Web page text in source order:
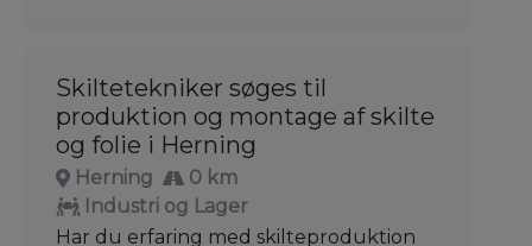
Skiltetekniker søges til
produktion og montage af skilte
og folie i Herning
Herning
0 km
Industri og Lager
Har du erfaring med skilteproduktion